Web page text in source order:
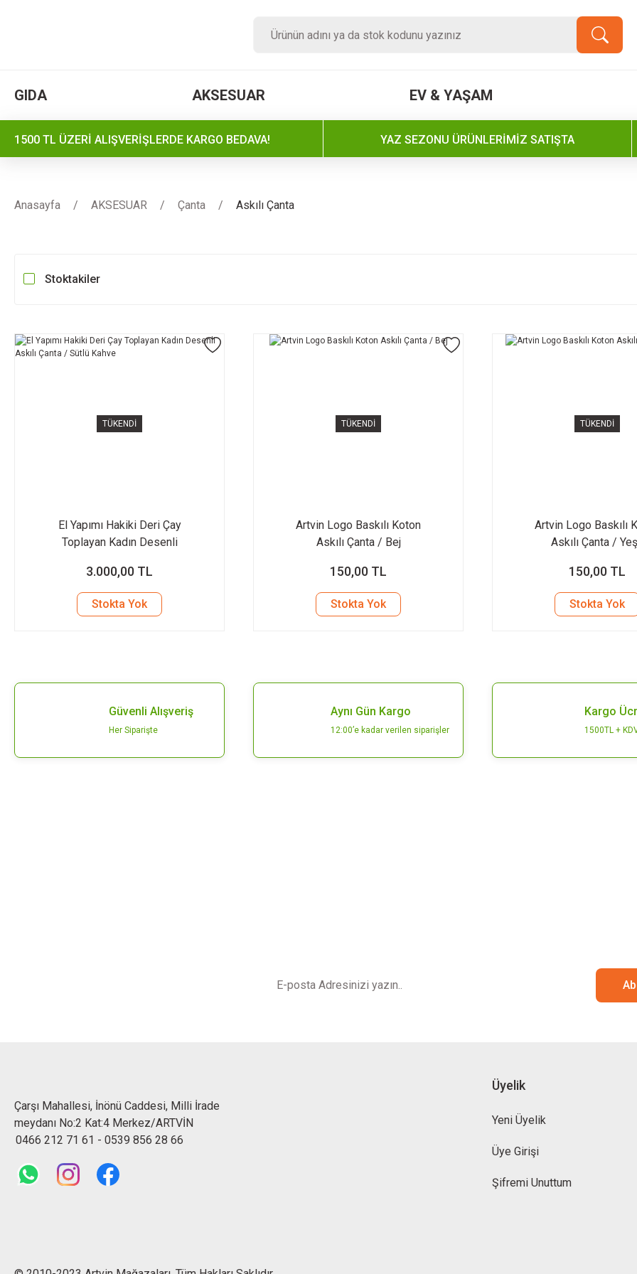
GIDA AKSESUAR EV & YAŞAM
1500 TL ÜZERİ ALIŞVERİŞLERDE KARGO BEDAVA! YAZ SEZONU ÜRÜNLERİMİZ SATIŞTA
Anasayfa AKSESUAR Çanta Askılı Çanta
Stoktakiler
TÜKENDİ
El Yapımı Hakiki Deri Çay
Toplayan Kadın Desenli
3.000,00 TL
Stokta Yok
TÜKENDİ
Artvin Logo Baskılı Koton
Askılı Çanta / Bej
150,00 TL
Stokta Yok
TÜKENDİ
Artvin Logo Baskılı
Askılı Çanta /
150,00 TL
Stokta Yok
Güvenli Alışveriş
Her Siparişte
Aynı Gün Kargo
12:00’e kadar verilen siparişler
Kargo
1500TL +
Çarşı Mahallesi, İnönü Caddesi, Milli İrade
meydanı No:2 Kat:4 Merkez/ARTVİN
0466 212 71 61 - 0539 856 28 66
Üyelik
Yeni Üyelik
Üye Girişi
Şifremi Unuttum